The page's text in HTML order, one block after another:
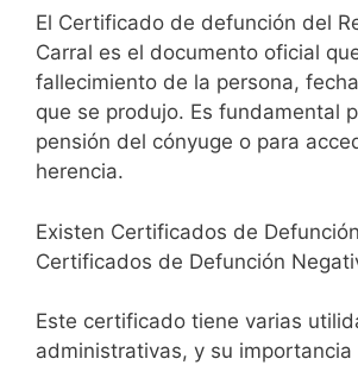
El Certificado de defunción del
Carral es el documento oficial
fallecimiento de la persona,
que se produjo. Es fundamental
pensión del cónyuge o para
herencia.
Existen Certificados de
Certificados de Defunción
Este certificado tiene varias
administrativas, y su importancia